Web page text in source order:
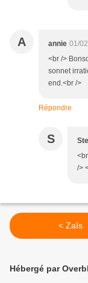
A annie 01/
<br />
sonnet
end.<br />
Répondre
S
/>
< Zaïs
Hébergé par